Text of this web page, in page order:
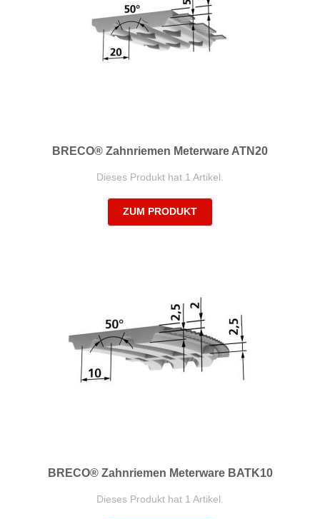
BRECO® Zahnriemen Meterware ATN20
Dieses Produkt hat 1 Artikel.
ZUM PRODUKT
BRECO® Zahnriemen Meterware BATK10
Dieses Produkt hat 1 Artikel.